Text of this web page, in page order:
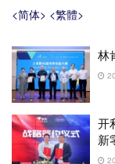
<简体> <繁體>
林
开
新